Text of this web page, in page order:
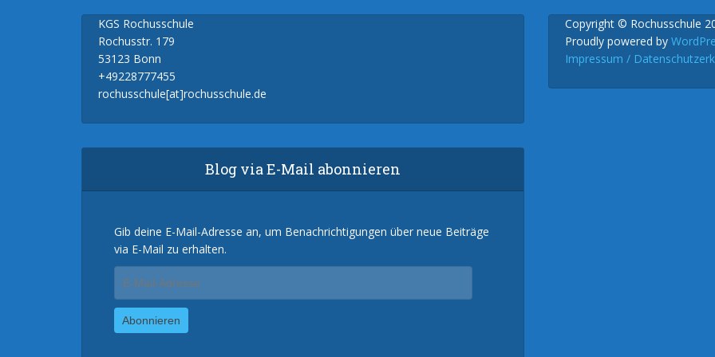
KGS Rochusschule
Rochusstr. 179
53123 Bonn
+49228777455
rochusschule[at]rochusschule.de
Blog via E-Mail abonnieren
Gib deine E-Mail-Adresse an, um Benachrichtigungen über neue Beiträge
via E-Mail zu erhalten.
Mail-
Adresse
Abonnieren
Copyright © Rochusschule
Proudly powered by
Impressum /